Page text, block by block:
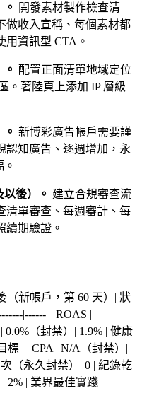
開發素材製作檢查清
做收入宣稱、每個素材都
用資訊型 CTA。
配置正面清單地域定位
。著陸頁上添加 IP 層級
新博彩廣告帳戶需要謹
認知廣告、逐週增加，永
後）。 建立合規審查流
清單審查、每週審計、每
續期驗證。
（新帳戶，第 60 天）| 狀
|------| | ROAS |
0.0%（封禁）| 1.9% | 健康
標 | | CPA | N/A（封禁）|
（永久封禁）| 0 | 紀錄乾
2% | 業界最佳實踐 |